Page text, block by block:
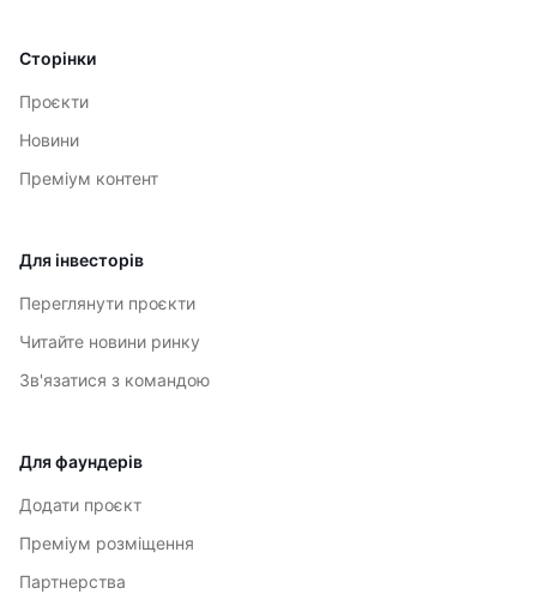
Сторінки
Проєкти
Новини
Преміум контент
Для інвесторів
Переглянути проєкти
Читайте новини ринку
Зв'язатися з командою
Для фаундерів
Додати проєкт
Преміум розміщення
Партнерства